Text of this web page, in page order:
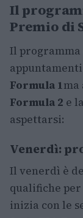
Il
Premio di
Il programma
Formula 1ma
Formula 2 e la
aspettarsi:
Venerdì:
Il venerdì è
qualifiche
inizia con le